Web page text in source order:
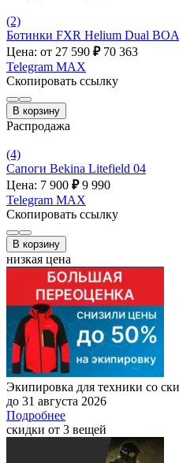
(2)
Ботинки FXR Helium Dual BOA
Цена: от 27 590 ₽ 70 363
Telegram MAX
Скопировать ссылку
В корзину
Распродажа
(4)
Сапоги Bekina Litefield 04
Цена: 7 900 ₽ 9 990
Telegram MAX
Скопировать ссылку
В корзину
низкая цена
Экипировка для техники со
до 31 августа 2026
Подробнее
скидки от 3 вещей